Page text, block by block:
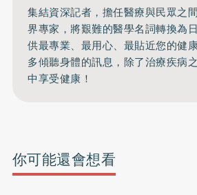
集結資深記者，擔任醫療與民眾之
界專家，將艱難的醫學名詞轉換為
供最專業、最用心、最貼近您的健
多傾聽身體的訊息，除了治療疾病
中享受健康！
你可能還會想看